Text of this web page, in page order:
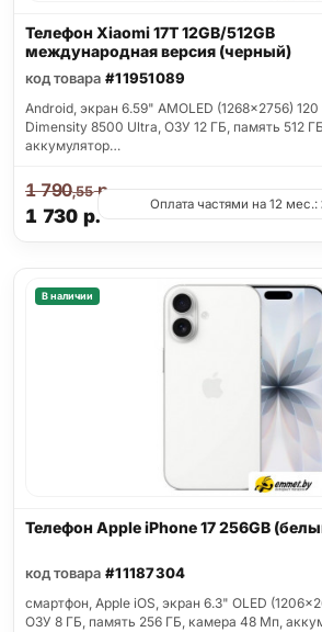
Телефон Xiaomi 17T 12GB/512GB
международная версия (черный)
код товара #11951089
Android, экран 6.59" AMOLED (1268x2756)
Dimensity 8500 Ultra, ОЗУ 12 ГБ, память 512
аккумулятор…
1 730 р.
1 790,55р.
Оплата частями на 12 мес.:
В наличии
Телефон Apple iPhone 17 256GB
код товара #11187304
смартфон, Apple iOS, экран 6.3" OLED
ОЗУ 8 ГБ, память 256 ГБ, камера 48 Мп,